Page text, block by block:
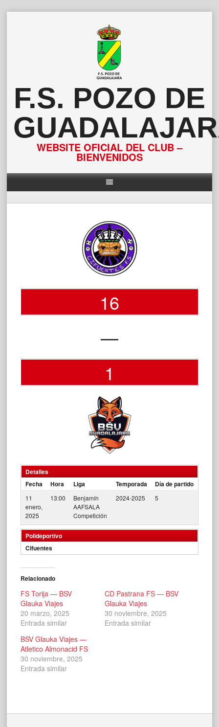
F.S. POZO DE
WEBSITE OFICIAL DEL CLUB –
BIENVENIDOS
16
—
1
Detalles
Fecha
Hora Liga Temporada Día de partido
11
enero,
2025
13:00
Benjamín
AAFSALA
Competición
2024-2025 5
Polideportivo
Cifuentes
Relacionado
FS Torija — BSV
Glauka Viajes
20 marzo, 2025
Entrada similar
CD Pastrana FS — BSV
Glauka Viajes
30 noviembre, 2025
Entrada similar
BSV Glauka Viajes —
Atletico Almonacid FS
30 noviembre, 2025
Entrada similar